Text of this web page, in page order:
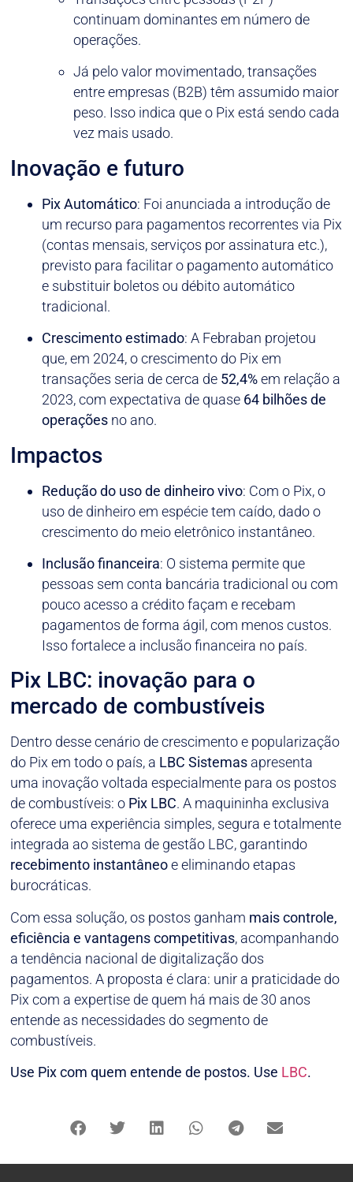
continuam dominantes em número de
operações.
Já pelo valor movimentado, transações
entre empresas (B2B) têm assumido maior
peso. Isso indica que o Pix está sendo cada
vez mais usado.
Inovação e futuro
Pix Automático: Foi anunciada a introdução de
um recurso para pagamentos recorrentes via Pix
(contas mensais, serviços por assinatura etc.),
previsto para facilitar o pagamento automático
e substituir boletos ou débito automático
tradicional.
Crescimento estimado: A Febraban projetou
que, em 2024, o crescimento do Pix em
transações seria de cerca de 52,4%em relação a
2023, com expectativa de quase 64 bilhões de
operações no ano.
Impactos
Redução do uso de dinheiro vivo: Com o Pix, o
uso de dinheiro em espécie tem caído, dado o
crescimento do meio eletrônico instantâneo.
Inclusão financeira: O sistema permite que
pessoas sem conta bancária tradicional ou com
pouco acesso a crédito façam e recebam
pagamentos de forma ágil, com menos custos.
Isso fortalece a inclusão financeira no país.
Pix LBC: inovação para o
mercado de combustíveis
Dentro desse cenário de crescimento e popularização
do Pix em todo o país, a LBC Sistemas apresenta
uma inovação voltada especialmente para os postos
de combustíveis: o Pix LBC. A maquininha exclusiva
oferece uma experiência simples, segura e totalmente
integrada ao sistema de gestão LBC, garantindo
recebimento instantâneoe eliminando etapas
burocráticas.
Com essa solução, os postos ganham mais controle,
eficiência e vantagens competitivas, acompanhando
a tendência nacional de digitalização dos
pagamentos. A proposta é clara: unir a praticidade do
Pix com a expertise de quem há mais de 30 anos
entende as necessidades do segmento de
combustíveis.
Use Pix com quem entende de postos. Use LBC.